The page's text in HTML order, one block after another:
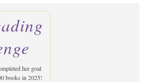
her goal
books in 2025!